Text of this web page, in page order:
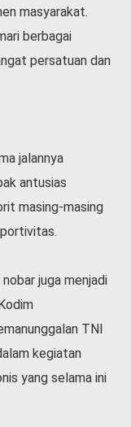
masyarakat.
berbagai
persatuan dan
jalannya
antusias
masing-masing
juga menjadi
TNI
kegiatan
yang selama ini